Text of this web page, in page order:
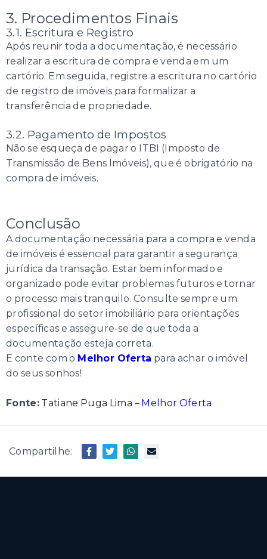
3. Procedimentos Finais
3.1. Escritura e Registro
Após reunir toda a documentação, é necessário
realizar a escritura de compra e venda em um
cartório. Em seguida, registre a escritura no cartório
de registro de imóveis para formalizar a
transferência de propriedade.
3.2. Pagamento de Impostos
Não se esqueça de pagar o ITBI (Imposto de
Transmissão de Bens Imóveis), que é obrigatório na
compra de imóveis.
Conclusão
A documentação necessária para a compra e venda
de imóveis é essencial para garantir a segurança
jurídica da transação. Estar bem informado e
organizado pode evitar problemas futuros e tornar
o processo mais tranquilo. Consulte sempre um
profissional do setor imobiliário para orientações
específicas e assegure-se de que toda a
documentação esteja correta.
E conte com o Melhor Oferta para achar o imóvel
do seus sonhos!
Fonte:Tatiane Puga Lima –Melhor Oferta
Compartilhe: